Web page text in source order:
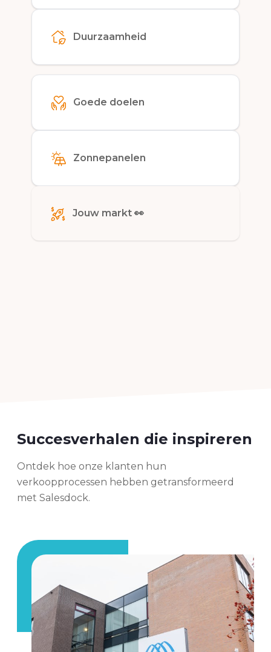
Duurzaamheid
Goede doelen
Zonnepanelen
Jouw markt 👀
Succesverhalen die inspireren
Ontdek hoe onze klanten hun
verkoopprocessen hebben getransformeerd
met Salesdock.